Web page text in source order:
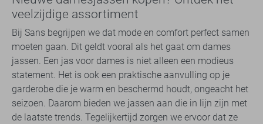
veelzijdige assortiment
Bij Sans begrijpen we dat mode en comfort perfect samen
moeten gaan. Dit geldt vooral als het gaat om dames
jassen. Een jas voor dames is niet alleen een modieus
statement. Het is ook een praktische aanvulling op je
garderobe die je warm en beschermd houdt, ongeacht het
seizoen. Daarom bieden we jassen aan die in lijn zijn met
de laatste trends. Tegelijkertijd zorgen we ervoor dat ze